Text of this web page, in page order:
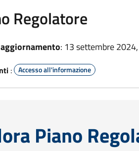
Regolatore
: 13 settembre
: Accesso all'informazione
Piano